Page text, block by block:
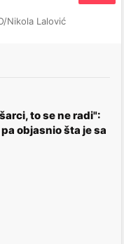
Nikola Lalović
to se ne radi":
objasnio šta je sa